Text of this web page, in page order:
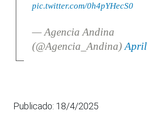
pic.twitter.com/0h4pYHecS0
— Agencia Andina
(@Agencia_Andina) April
Publicado: 18/4/2025